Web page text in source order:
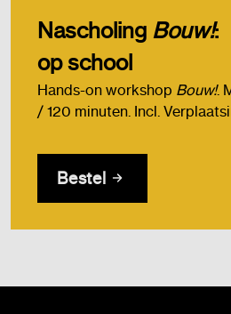
Nascholing Bouw!:
op school
Hands-on workshop Bouw!.
/ 120 minuten. Incl.
Bestel